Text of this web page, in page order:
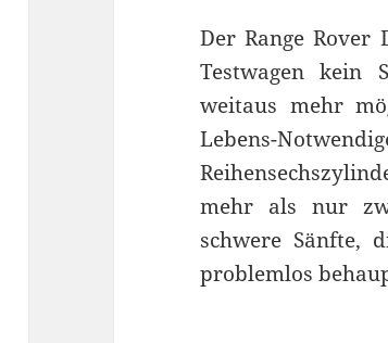
Der Range Rover
Testwagen kein
weitaus mehr
Lebens-
mehr als nur
schwere Sänfte,
problemlos